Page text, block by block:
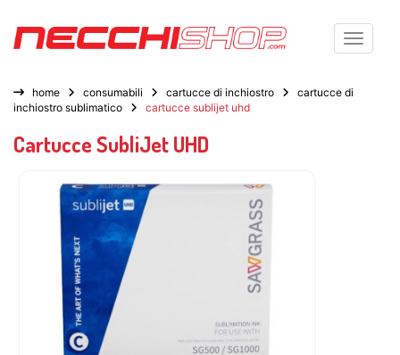
Toggle
home consumabili cartucce di inchiostro
cartucce di
inchiostro sublimatico
cartucce sublijet uhd
Cartucce SubliJet UHD